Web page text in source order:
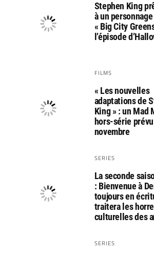
Stephen King
à un
« Big City
l’épisode
FILMS
« Les nouvelles
adaptations de
King » : un Mad
hors-série
novembre
SERIES
La seconde
: Bienvenue à
toujours en
traitera les
culturelles des
SERIES